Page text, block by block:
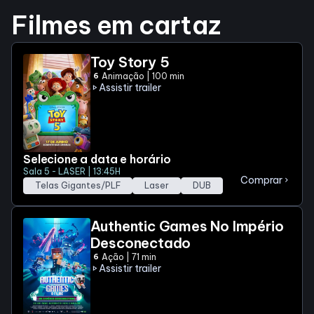
Horários
Entretenimento
Cinema
Eventos
Fique por Dentro
Lojas e Restaurantes
Lojas
Filmes em cartaz
Selecione a data e horário
Sala 5 - LASER | 13:45H
Telas Gigantes/PLF
Laser DUB Comprar chevron_right
Toy Story 5
6 Animação | 100 min
play_arrowAssistir trailer
Authentic Games No Império
Desconectado
6 Ação | 71 min
play_arrowAssistir trailer